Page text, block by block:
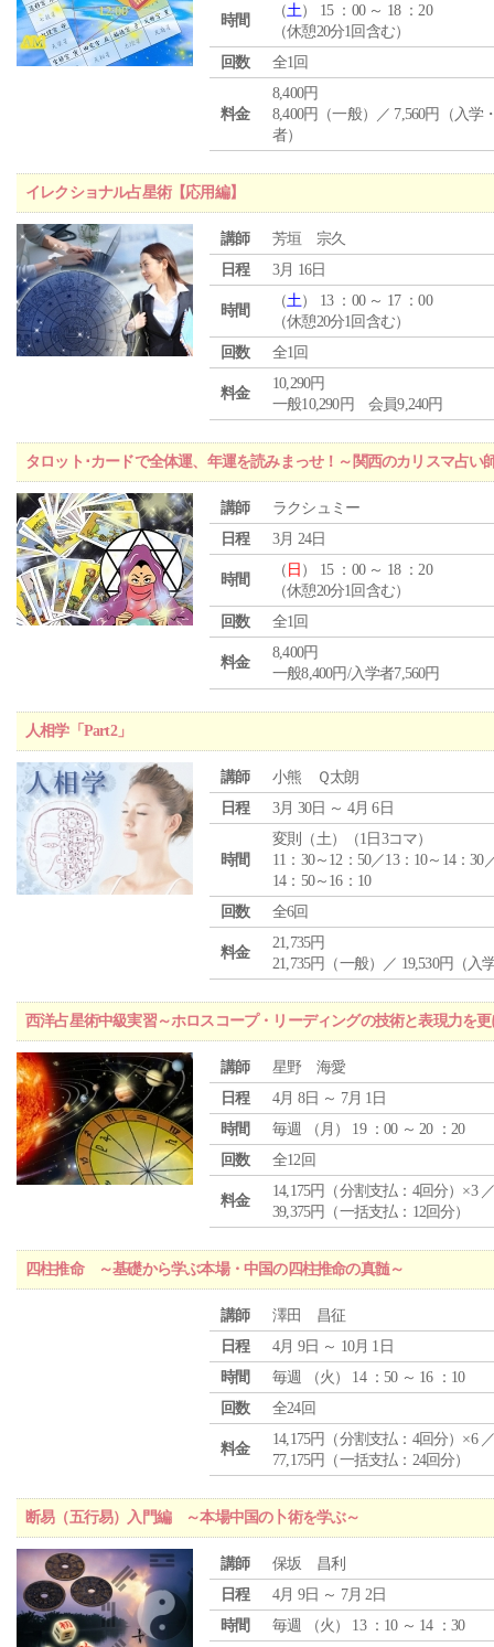
時間
（土） 15 ：00 ～ 18 ：20
（休憩20分1回含む）
回数
全1回
料金
8,400円
8,400円（一般）／ 7,560円（入学
者）
イレクショナル占星術【応用編】
講師
芳垣 宗久
日程
3月 16日
時間
（土） 13 ：00 ～ 17 ：00
（休憩20分1回含む）
回数
全1回
料金
10,290円
一般10,290円 会員9,240円
タロット･カードで全体運、年運を読みまっせ！～関西のカリスマ占い
講師
ラクシュミー
日程
3月 24日
時間
（ 日 ） 15 ：00 ～ 18 ：20
（休憩20分1回含む）
回数
全1回
料金
8,400円
一般8,400円/入学者7,560円
人相学「Part2」
講師
小熊 Ｑ太朗
日程
3月 30日 ～ 4月 6日
時間
変則（土）（1日3コマ）
11：30～12：50／13：10～14：30
14：50～16：10
回数
全6回
料金
21,735円
21,735円（一般）／ 19,530円（入
西洋占星術中級実習～ホロスコープ・リーディングの技術と表現力を
講師
星野 海愛
日程
4月 8日 ～ 7月 1日
時間
毎週 （ 月 ） 19 ：00 ～ 20 ：20
回数
全12回
料金
14,175円（分割支払：4回分）×3
39,375円（一括支払：12回分）
四柱推命 ～基礎から学ぶ本場・中国の四柱推命の真髄～
講師
澤田 昌征
日程
4月 9日 ～ 10月 1日
時間
毎週 （火 ） 14 ：50 ～ 16 ：10
回数
全24回
料金
14,175円（分割支払：4回分）×6
77,175円（一括支払：24回分）
断易（五行易）入門編 ～本場中国の卜術を学ぶ～
講師
保坂 昌利
日程
4月 9日 ～ 7月 2日
時間
毎週 （火 ） 13 ：10 ～ 14 ：30